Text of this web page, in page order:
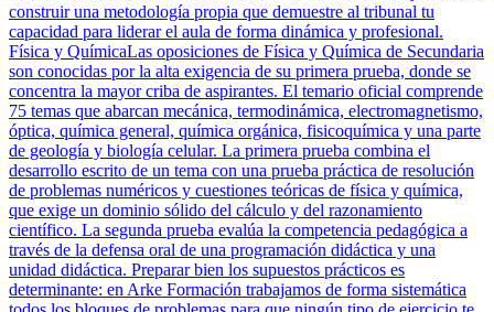
construir una metodología propia que demuestre al tribunal tu
capacidad para liderar el aula de forma dinámica y profesional.
Física y QuímicaLas oposiciones de Física y Química de Secundaria
son conocidas por la alta exigencia de su primera prueba, donde se
concentra la mayor criba de aspirantes. El temario oficial comprende
75 temas que abarcan mecánica, termodinámica, electromagnetismo,
óptica, química general, química orgánica, fisicoquímica y una parte
de geología y biología celular. La primera prueba combina el
desarrollo escrito de un tema con una prueba práctica de resolución
de problemas numéricos y cuestiones teóricas de física y química,
que exige un dominio sólido del cálculo y del razonamiento
científico. La segunda prueba evalúa la competencia pedagógica a
través de la defensa oral de una programación didáctica y una
unidad didáctica. Preparar bien los supuestos prácticos es
determinante: en Arke Formación trabajamos de forma sistemática